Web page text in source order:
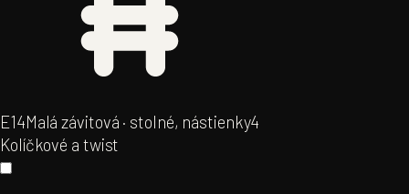
E14Malá závitová · stolné, nástienky4
Kolíčkové a twist